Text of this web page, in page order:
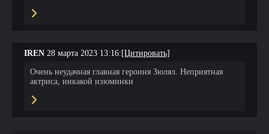
IREN 28 марта 2023 13:16: [Цитировать]
Очень неудачная главная героиня Зюлял. Неприятная
актриса, никакой изюминки